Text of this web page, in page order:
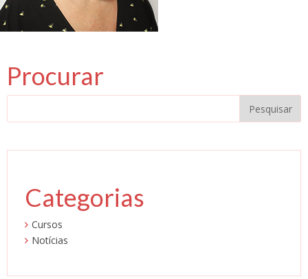
Procurar
Categorias
Cursos
Notícias